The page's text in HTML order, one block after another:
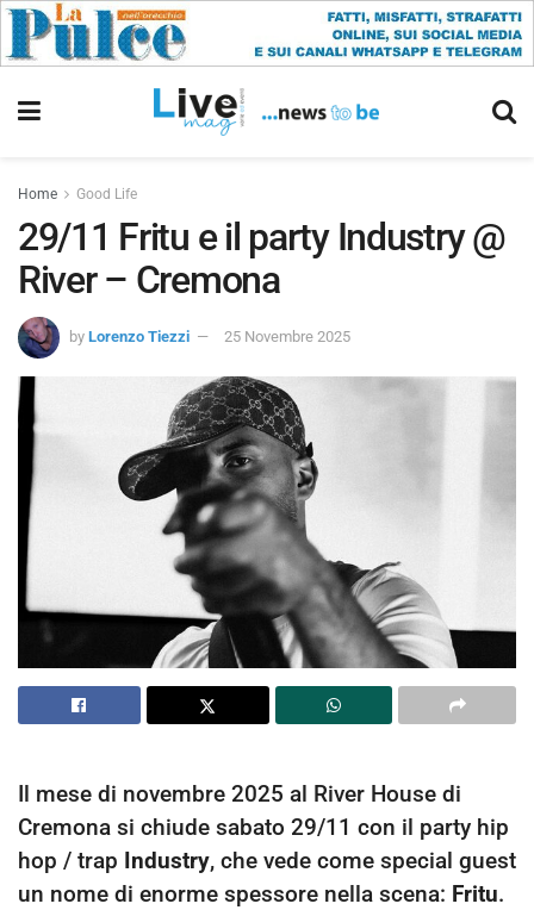
Home Good Life
29/11 Fritu e il party Industry @
River – Cremona
by Lorenzo Tiezzi 25 Novembre 2025
Il mese di novembre 2025 al River House di
Cremona si chiude sabato 29/11 con il party hip
hop / trap Industry, che vede come special guest
un nome di enorme spessore nella scena: Fritu.